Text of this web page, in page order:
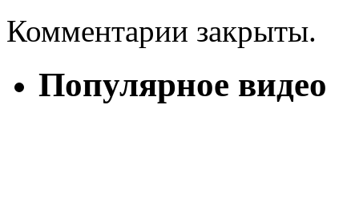
Комментарии закрыты.
Популярное видео